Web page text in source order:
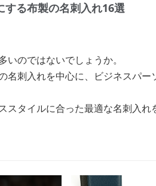
する布製の名刺入れ16選
のではないでしょうか。
刺入れを中心に、ビジネスパ
スタイルに合った最適な名刺入